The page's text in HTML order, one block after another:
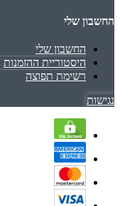
החשבון שלי
החשבון שלי
היסטוריית ההזמנות
רשימת תפוצה
נגישות